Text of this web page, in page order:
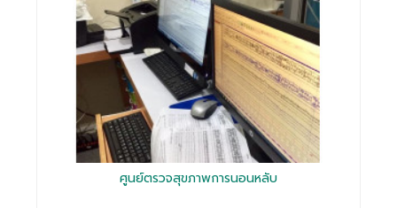
ศูนย์ตรวจสุขภาพการนอนหลับ